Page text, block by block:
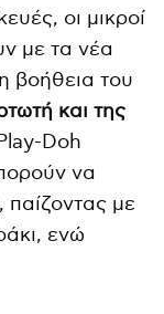
οι μικροί
με τα νέα
βοήθεια του
και της
Doh
να
με
ενώ